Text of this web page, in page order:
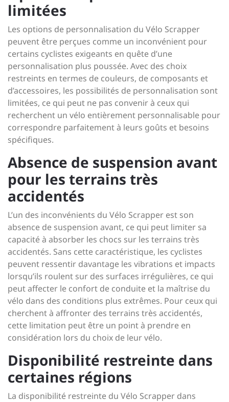
limitées
Les options de personnalisation du Vélo Scrapper
peuvent être perçues comme un inconvénient pour
certains cyclistes exigeants en quête d’une
personnalisation plus poussée. Avec des choix
restreints en termes de couleurs, de composants et
d’accessoires, les possibilités de personnalisation sont
limitées, ce qui peut ne pas convenir à ceux qui
recherchent un vélo entièrement personnalisable pour
correspondre parfaitement à leurs goûts et besoins
spécifiques.
Absence de suspension avant
pour les terrains très
accidentés
L’un des inconvénients du Vélo Scrapper est son
absence de suspension avant, ce qui peut limiter sa
capacité à absorber les chocs sur les terrains très
accidentés. Sans cette caractéristique, les cyclistes
peuvent ressentir davantage les vibrations et impacts
lorsqu’ils roulent sur des surfaces irrégulières, ce qui
peut affecter le confort de conduite et la maîtrise du
vélo dans des conditions plus extrêmes. Pour ceux qui
cherchent à affronter des terrains très accidentés,
cette limitation peut être un point à prendre en
considération lors du choix de leur vélo.
Disponibilité restreinte dans
certaines régions
La disponibilité restreinte du Vélo Scrapper dans